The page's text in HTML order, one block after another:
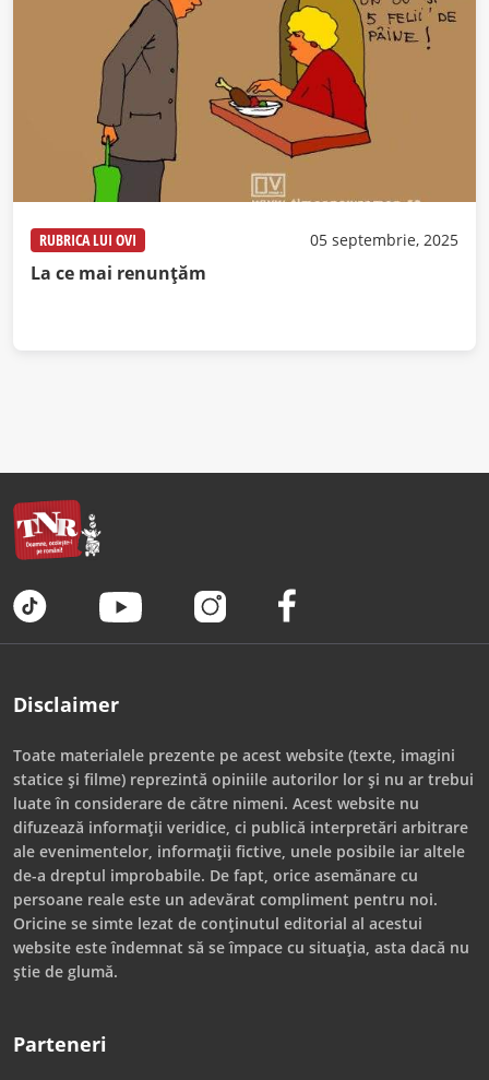
RUBRICA LUI OVI 05 septembrie, 2025
La ce mai renunțăm
Disclaimer
Toate materialele prezente pe acest website (texte, imagini
statice și filme) reprezintă opiniile autorilor lor și nu ar trebui
luate în considerare de către nimeni. Acest website nu
difuzează informații veridice, ci publică interpretări arbitrare
ale evenimentelor, informații fictive, unele posibile iar altele
de-a dreptul improbabile. De fapt, orice asemănare cu
persoane reale este un adevărat compliment pentru noi.
Oricine se simte lezat de conținutul editorial al acestui
website este îndemnat să se împace cu situația, asta dacă nu
știe de glumă.
Parteneri